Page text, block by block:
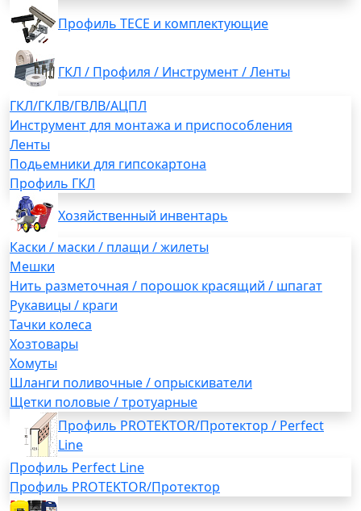
Профиль TECE и комплектующие
ГКЛ / Профиля / Инструмент / Ленты
ГКЛ/ГКЛВ/ГВЛВ/АЦПЛ
Инструмент для монтажа и приспособления
Ленты
Подьемники для гипсокартона
Профиль ГКЛ
Хозяйственный инвентарь
Каски / маски / плащи / жилеты
Мешки
Нить разметочная / порошок красящий / шпагат
Рукавицы / краги
Тачки колеса
Хозтовары
Хомуты
Шланги поливочные / опрыскиватели
Щетки половые / тротуарные
Профиль PROTEKTOR/Протектор / Perfect
Line
Профиль Perfect Line
Профиль PROTEKTOR/Протектор